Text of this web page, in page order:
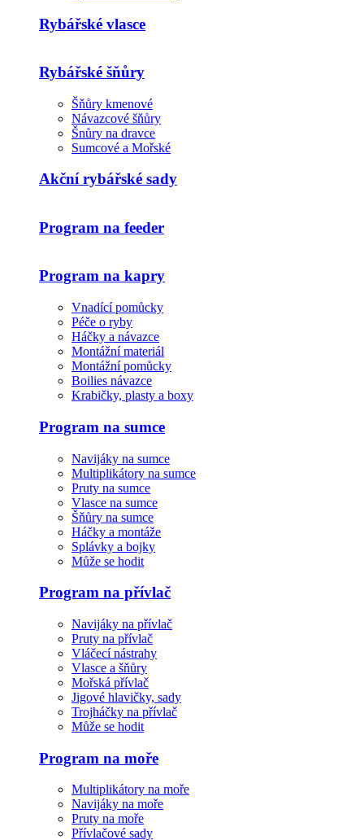
Rybářské vlasce
Rybářské šňůry
Šňůry kmenové
Návazcové šňůry
Šnůry na dravce
Sumcové a Mořské
Akční rybářské sady
Program na feeder
Program na kapry
Vnadící pomůcky
Péče o ryby
Háčky a návazce
Montážní materiál
Montážní pomůcky
Boilies návazce
Krabičky, plasty a boxy
Program na sumce
Navijáky na sumce
Multiplikátory na sumce
Pruty na sumce
Vlasce na sumce
Šňůry na sumce
Háčky a montáže
Splávky a bojky
Může se hodit
Program na přívlač
Navijáky na přívlač
Pruty na přívlač
Vláčecí nástrahy
Vlasce a šňůry
Mořská přívlač
Jigové hlavičky, sady
Trojháčky na přívlač
Může se hodit
Program na moře
Multiplikátory na moře
Navijáky na moře
Pruty na moře
Přívlačové sady